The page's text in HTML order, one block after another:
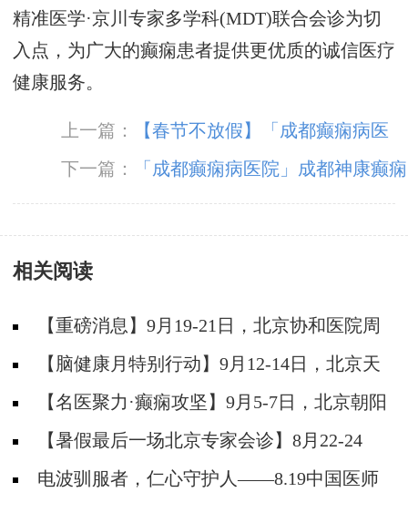
精准医学·京川专家多学科(MDT)联合会诊为切
入点，为广大的癫痫患者提供更优质的诚信医疗
健康服务。
上一篇：
【春节不放假】「成都癫痫病医
院」成都神康癫痫医院春节期间正常接诊，温暖
坚守只为守护您的健康！
下一篇：
「成都癫痫病医院」成都神康癫痫
医院倾力服务广大癫痫患者
相关阅读
【重磅消息】9月19-21日，北京协和医院周
祥琴教授成都领衔会诊，共筑全年龄段抗癫防
线！
【脑健康月特别行动】9月12-14日，北京天
坛医院杨涛博士免费会诊+超万元援助，护航全
年龄段癫痫患者
【名医聚力·癫痫攻坚】9月5-7日，北京朝阳
医院神经内科周立春博士成都公益会诊，名额有
限，速约！
【暑假最后一场北京专家会诊】8月22-24
日，北京大学首钢医院高伟教授亲临成都免费会
电波驯服者，仁心守护人——8.19中国医师